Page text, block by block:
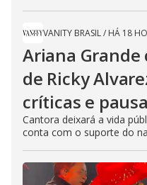
VANITY BRASIL/ HÁ 18
Ariana Grande
de Ricky
críticas e
Cantora deixará a vida
conta com o suporte do